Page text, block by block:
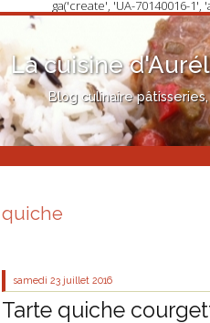
ga('create', 'UA-70140016-1',
La cuisine
Blog culinaire
quiche
samedi 23 juillet 2016
Tarte quiche